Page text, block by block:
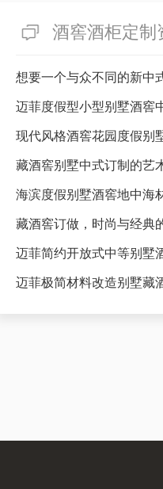
酒窖酒柜定制
想要一个与众不同的新中
迈菲度假型小型别墅酒窖
藏酒窖别墅中式订制的艺
海滨度假别墅酒窖地中海
藏酒窖订做，时尚与经典
迈菲简约开放式中等别墅
迈菲极简材料改造别墅藏